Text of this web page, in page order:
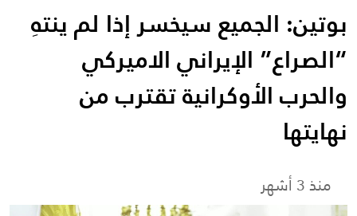
بوتين: الجميع سيخسر إذا لم ينتهِ
“الصراع” الإيراني الاميركي
والحرب الأوكرانية تقترب من
نهايتها
منذ 3 أشهر